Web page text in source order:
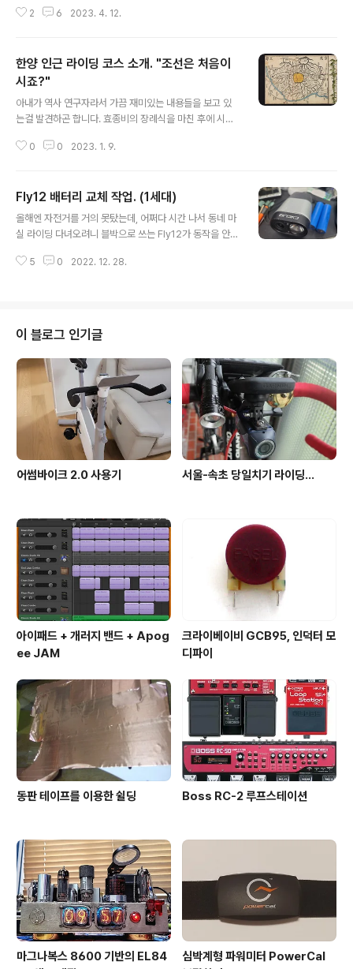
히는건 아니고 화면 뒤집기 설정을 해줘야 합니다. 구형 Fl
는데, 아무리 머리를 굴려봐도 와후 키커와 자전거를 둘 곳
들로 정신 사납다고 절대 안된다고 하셔서 대안을 찾아보
다가 어썸바이크라는 ERG가 가능한 실내 자전거를 발견
해서 들여놨습니다. 조립 꽤 큰 박스에 담겨 옵니다. 조립은
어렵지 않습니다. 공구도 모두 들어있고 받침대 고정 볼트
니다. 첫 인상 처음 설치하고 놀란 점은 소리가 거의 전혀
2 6 2023. 4. 12.
한양 인근 라이딩 코스 소개. "조선은 처음이
시죠?"
아내가 역사 연구자라서 가끔 재미있는 내용들을 보고 있
는걸 발견하곤 합니다. 효종비의 장례식을 마친 후에 시신
있음)으로 옮기는데 배를 이용했다고 합니다. (보통은 육로
시 실무진이 미리 답사했던 보고서나 실제 이동시의 경로
라던지 휴식처라던지 뭐 그런 자세한 기록들이 남아 있다
는데, 요즘 지명들과 연결시켜 보려고 해도 일반인들(==비
에는 배를 타고 갔던 물길이라 뭐 여러모로 짐작이 잘 안되
0 0 2023. 1. 9.
Fly12 배터리 교체 작업. (1세대)
올해엔 자전거를 거의 못탔는데, 어쩌다 시간 나서 동네 마
실 라이딩 다녀오려니 블박으로 쓰는 Fly12가 동작을 안합
상태가 안좋아져서 두세 시간 간신히 동작하고 꺼지곤 하
2+Battery+Replacement/129494 시계 드라이버,
납땜 인두, 라디오 뻰치, 이쑤시개(?), 전기 테이프 등만 있
으면 쉽게 작업 가능합니다. 1. 먼저 앞쪽 나사 2개를 풉니
다. 2. 작은 나사 4개를 풀어줍니다. 3. 배터리를 잡아주고
있는 나사 2개를 풀어..
5 0 2022. 12. 28.
이 블로그 인기글
어썸바이크 2.0 사용기 서울-속초 당일치기 라이딩...
아이패드 + 개러지 밴드 + Apog
ee JAM
크라이베이비 GCB95, 인덕터 모
디파이
동판 테이프를 이용한 쉴딩 Boss RC-2 루프스테이션
마그나복스 8600 기반의 EL84
심박계형 파워미터 PowerCal